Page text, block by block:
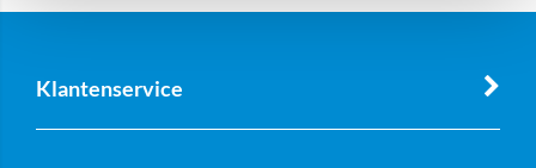
Klantenservice